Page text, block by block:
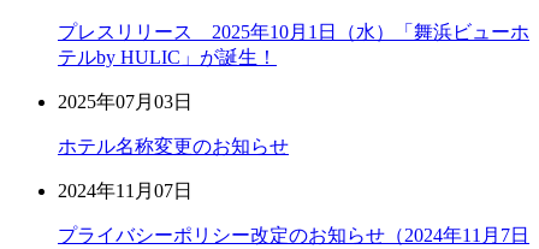
プレスリリース 2025年10月1日（水）「舞浜ビューホ
テルby HULIC」が誕生！
2025年07月03日
ホテル名称変更のお知らせ
2024年11月07日
プライバシーポリシー改定のお知らせ（2024年11月7日